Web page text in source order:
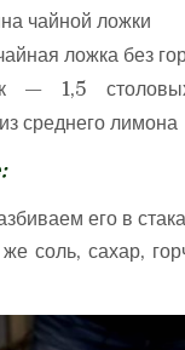
чайной ложки
ложка без
— 1,5
среднего лимона
его в
соль, сахар,